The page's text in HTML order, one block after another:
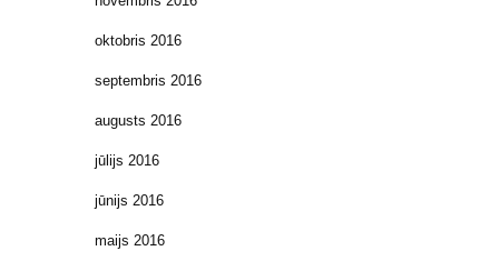
oktobris 2016
septembris 2016
augusts 2016
jūlijs 2016
jūnijs 2016
maijs 2016